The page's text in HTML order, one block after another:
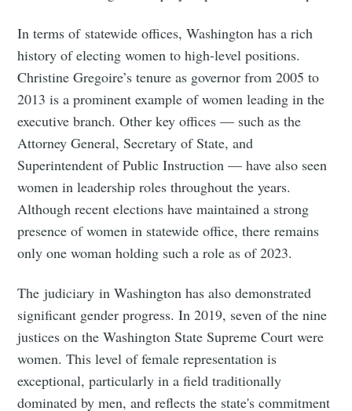
In terms of statewide offices, Washington has a rich
history of electing women to high-level positions.
Christine Gregoire’s tenure as governor from 2005 to
2013 is a prominent example of women leading in the
executive branch. Other key offices — such as the
Attorney General, Secretary of State, and
Superintendent of Public Instruction — have also seen
women in leadership roles throughout the years.
Although recent elections have maintained a strong
presence of women in statewide office, there remains
only one woman holding such a role as of 2023​.
The judiciary in Washington has also demonstrated
significant gender progress. In 2019, seven of the nine
justices on the Washington State Supreme Court were
women. This level of female representation is
exceptional, particularly in a field traditionally
dominated by men, and reflects the state's commitment
Subscribe to
Tumbleweird